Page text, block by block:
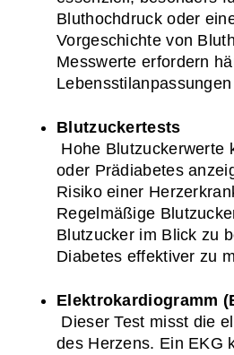
Bluthochdruck oder
Vorgeschichte von
Messwerte erfordern
Blutzuckertests
oder Prädiabetes
Risiko einer
Regelmäßige
Blutzucker im Blick zu
Diabetes effektiver zu
Elektrokardiogramm
des Herzens. Ein EKG